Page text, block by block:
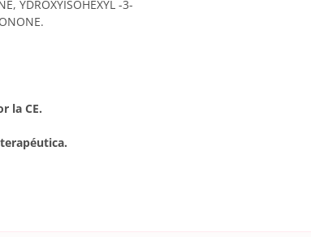
YDROXYISOHEXYL -3-
la CE.